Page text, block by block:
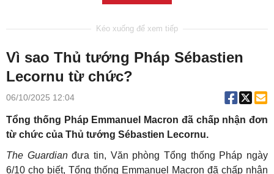
Vì sao Thủ tướng Pháp Sébastien
Lecornu từ chức?
06/10/2025 12:04
Tổng thống Pháp Emmanuel Macron đã chấp nhận đơn
từ chức của Thủ tướng Sébastien Lecornu.
The Guardianđưa tin, Văn phòng Tổng thống Pháp ngày
6/10 cho biết, Tổng thống Emmanuel Macron đã chấp nhận